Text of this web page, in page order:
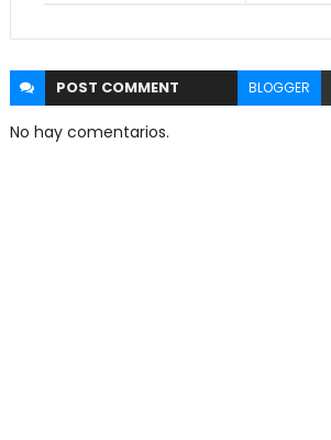
POST COMMENT BLOGGER
No hay comentarios.